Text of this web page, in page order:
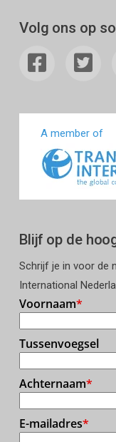
Volg ons op
A member of
Blijf op de
Schrijf je in voor de
International